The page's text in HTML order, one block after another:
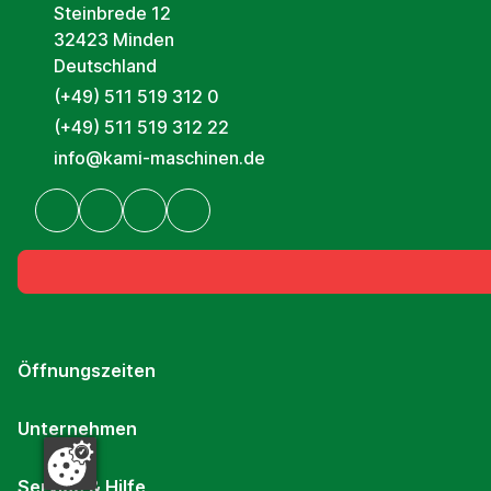
Steinbrede 12
32423 Minden
Deutschland
(+49) 511 519 312 0
(+49) 511 519 312 22
info@kami-maschinen.de
Öffnungszeiten
Unternehmen
Service & Hilfe